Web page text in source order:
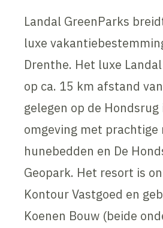
Landal GreenParks
luxe
Drenthe. Het luxe
op ca. 15 km afstand
gelegen op de
omgeving met
hunebedden en De
Geopark. Het resort is
Kontour Vastgoed en
Koenen Bouw (beide